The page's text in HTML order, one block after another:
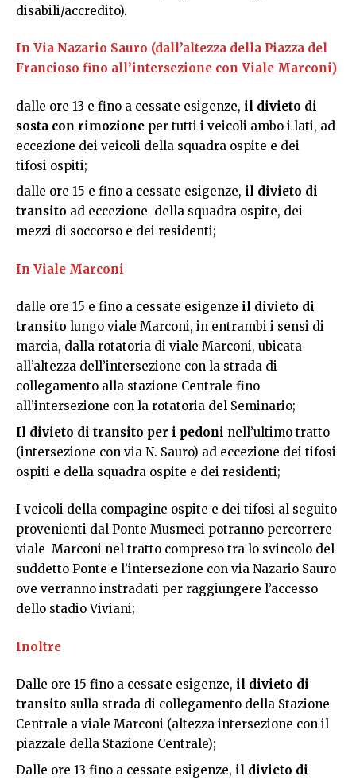
disabili/accredito).
In Via Nazario Sauro (dall’altezza della Piazza del
Francioso fino all’intersezione con Viale Marconi)
dalle ore 13 e fino a cessate esigenze, il divieto di
sosta con rimozione per tutti i veicoli ambo i lati, ad
eccezione dei veicoli della squadra ospite e dei
tifosi ospiti;
dalle ore 15 e fino a cessate esigenze, il divieto di
transito ad eccezione della squadra ospite, dei
mezzi di soccorso e dei residenti;
In Viale Marconi
dalle ore 15 e fino a cessate esigenze il divieto di
transito lungo viale Marconi, in entrambi i sensi di
marcia, dalla rotatoria di viale Marconi, ubicata
all’altezza dell’intersezione con la strada di
collegamento alla stazione Centrale fino
all’intersezione con la rotatoria del Seminario;
Il divieto di transito per i pedoni nell’ultimo tratto
(intersezione con via N. Sauro) ad eccezione dei tifosi
ospiti e della squadra ospite e dei residenti;
I veicoli della compagine ospite e dei tifosi al seguito
provenienti dal Ponte Musmeci potranno percorrere
viale Marconi nel tratto compreso tra lo svincolo del
suddetto Ponte e l’intersezione con via Nazario Sauro
ove verranno instradati per raggiungere l’accesso
dello stadio Viviani;
Inoltre
Dalle ore 15 fino a cessate esigenze, il divieto di
transito sulla strada di collegamento della Stazione
Centrale a viale Marconi (altezza intersezione con il
piazzale della Stazione Centrale);
Dalle ore 13 fino a cessate esigenze, il divieto di